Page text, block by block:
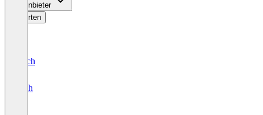
Für Anbieter
Bewerten
Deutsch
English